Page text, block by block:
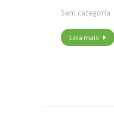
Sem categoria
Leia mais